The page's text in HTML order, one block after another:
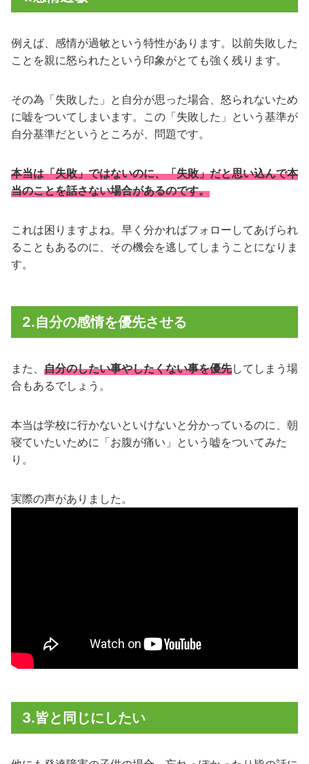
例えば、感情が過敏という特性があります。以前失敗した
ことを親に怒られたという印象がとても強く残ります。
その為「失敗した」と自分が思った場合、怒られないため
に嘘をついてしまいます。この「失敗した」という基準が
自分基準だというところが、問題です。
本当は「失敗」ではないのに、「失敗」だと思い込んで本
当のことを話さない場合があるのです。
これは困りますよね。早く分かればフォローしてあげられ
ることもあるのに、その機会を逃してしまうことになりま
す。
2.自分の感情を優先させる
また、 自分のしたい事やしたくない事を優先してしまう場
合もあるでしょう。
本当は学校に行かないといけないと分かっているのに、朝
寝ていたいために「お腹が痛い」という嘘をついてみた
り。
実際の声がありました。
3.皆と同じにしたい